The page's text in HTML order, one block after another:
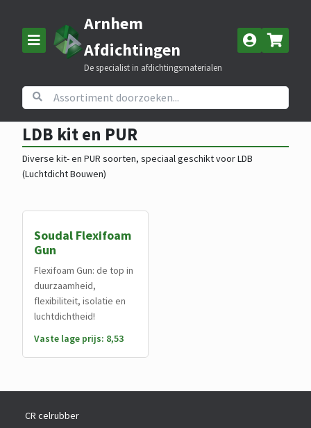
Arnhem
Afdichtingen
De specialist in afdichtingsmaterialen
Home Assortiment Luchtdicht bouwen LDB kit en PUR
LDB kit en PUR
Diverse kit- en PUR soorten, speciaal geschikt voor LDB
(Luchtdicht Bouwen)
Soudal Flexifoam
Gun
Flexifoam Gun: de top in
duurzaamheid,
flexibiliteit, isolatie en
luchtdichtheid!
Vaste lage prijs: 8,53
CR celrubber